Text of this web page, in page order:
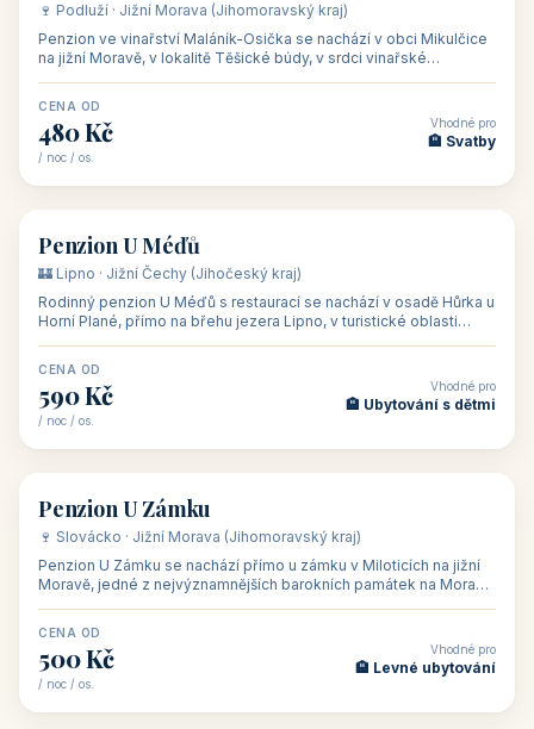
🍷 Podluží · Jižní Morava (Jihomoravský kraj)
Penzion ve vinařství Maláník-Osička se nachází v obci Mikulčice
na jižní Moravě, v lokalitě Těšické búdy, v srdci vinařské
CENA OD
480 Kč
/ noc / os.
Vhodné pro
🏨 Svatby
🏡 penzion
Penzion U Méďů
🏰 Lipno · Jižní Čechy (Jihočeský kraj)
Rodinný penzion U Méďů s restaurací se nachází v osadě Hůrka u
Horní Plané, přímo na břehu jezera Lipno, v turistické oblasti
CENA OD
590 Kč
/ noc / os.
Vhodné pro
🏨 Ubytování s dětmi
🏡 penzion
Penzion U Zámku
🍷 Slovácko · Jižní Morava (Jihomoravský kraj)
Penzion U Zámku se nachází přímo u zámku v Miloticích na jižní
Moravě, jedné z nejvýznamnějších barokních památek na Moravě,
CENA OD
500 Kč
/ noc / os.
Vhodné pro
🏨 Levné ubytování